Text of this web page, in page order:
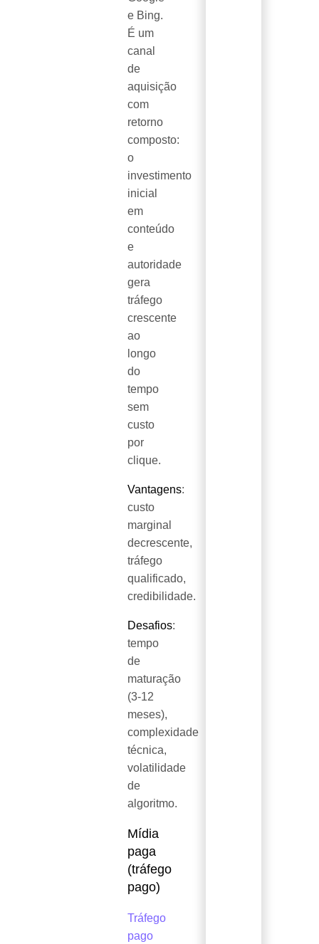
e Bing.
É um
canal
de
aquisição
com
retorno
composto:
o
investimento
inicial
em
conteúdo
e
autoridade
gera
tráfego
crescente
ao
longo
do
tempo
sem
custo
por
clique.
Vantagens:
custo
marginal
decrescente,
tráfego
qualificado,
credibilidade.
Desafios:
tempo
de
maturação
(3-12
meses),
complexidade
técnica,
volatilidade
de
algoritmo.
Mídia
paga
(tráfego
pago)
Tráfego
pago